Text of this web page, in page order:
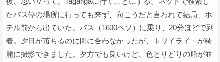
たバス停の場所に行っても来ず、向こうだと言われて結局、ホ
テル前から出ていた。バス（1600ペソ）に乗り、20分ほどで到
着。夕日が落ちるのに間に合わなかったが、トワイライトが綺
麗に撮影できました。夕方でも良いけど、色とりどりの船が並